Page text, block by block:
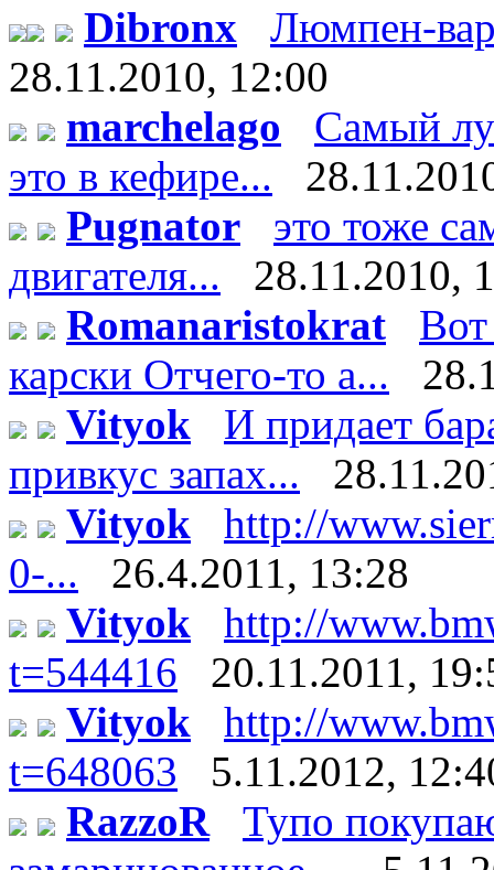
Dibronx
Люмпен-
28.11.2010, 12:00
marchelago
Самый
это в кефире...
Pugnator
это тоже
двигателя...
28.11.2010,
Romanaristokrat
карски Отчего-то а...
Vityok
И придает
привкус запах...
Vityok
http://
0-...
26.4.2011, 13:28
Vityok
http://
t=544416
20.11.2011,
Vityok
http://
t=648063
5.11.2012,
RazzoR
Тупо